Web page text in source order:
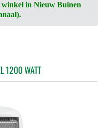
in Nieuw Buinen
1200 WATT